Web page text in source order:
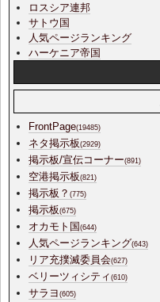
ロスシア連邦
サトウ国
人気ページランキング
ハーケニア帝国
FrontPage(19485)
ネタ掲示板(2929)
掲示板/宣伝コーナー(891)
空港掲示板(821)
掲示板？(775)
掲示板(675)
オカモト国(644)
人気ページランキング(643)
リア充撲滅委員会(627)
ベリーツィシティ(610)
サラヨ(605)